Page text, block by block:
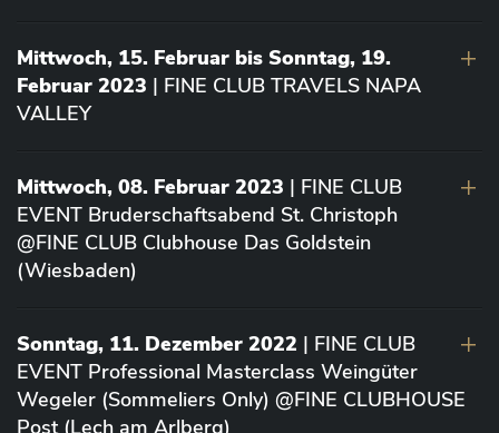
Mittwoch, 15. Februar bis Sonntag, 19.
Februar 2023 | FINE CLUB TRAVELS NAPA
VALLEY
Mittwoch, 08. Februar 2023 | FINE CLUB
EVENT Bruderschaftsabend St. Christoph
@FINE CLUB Clubhouse Das Goldstein
(Wiesbaden)
Sonntag, 11. Dezember 2022 | FINE CLUB
EVENT Professional Masterclass Weingüter
Wegeler (Sommeliers Only) @FINE CLUBHOUSE
Post (Lech am Arlberg)